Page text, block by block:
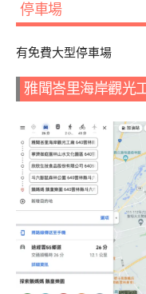
停車場
有免費大型停車場
雅聞峇里海岸觀光